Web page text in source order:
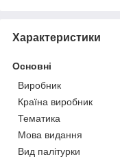
Характеристики
Основні
Виробник
Країна виробник
Тематика
Мова видання
Вид палітурки